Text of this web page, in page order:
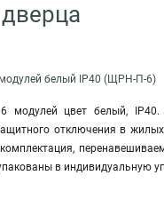
модулей белый IP40 (ЩРН-П-6)
модулей цвет белый,
отключения в
в индивидуальную